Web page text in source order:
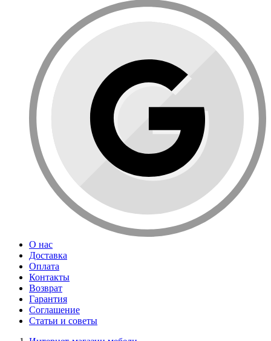
О нас
Доставка
Оплата
Контакты
Возврат
Гарантия
Соглашение
Статьи и советы